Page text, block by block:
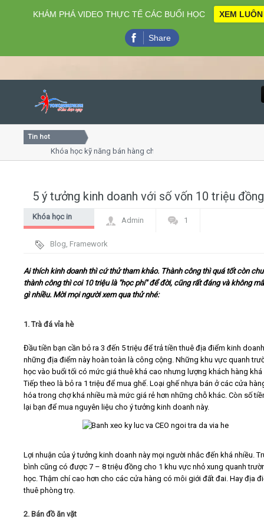
Home
Giới thiệu
Video
Kiến thức
Liên hệ - Đăng ký
Tin hot
Khóa học kỹ năng bán hàng chuyên nghiệp X10 doanh số
5 ý tưởng kinh doanh với số vốn 10 triệu đồng
Khóa học in
hình ảnh
Admin 1
Blog, Framework
Ai thích kinh doanh thì cứ thử tham khảo. Thành công thì quá tốt còn
thành công thì coi 10 triệu là "học phí" để đời, cũng rất đáng và không
gì nhiều. Mời mọi người xem qua thử nhé:
1. Trà đá vỉa hè
Đầu tiền bạn cần bỏ ra 3 đến 5 triệu để trả tiền thuê địa điểm kinh
những địa điểm này hoàn toàn là công cộng. Những khu vực quanh
học vào buổi tối có mức giá thuê khá cao nhưng lượng khách hàng khá
Tiếp theo là bỏ ra 1 triệu để mua ghế. Loại ghế nhựa bán ở các cửa
hóa trong chợ khá nhiều mà mức giá rẻ hơn những chỗ khác. Còn số
lại bạn để mua nguyên liệu cho ý tưởng kinh doanh này.
Lợi nhuận của ý tưởng kinh doanh này mọi người nhắc đến khá nhiều.
bình cũng có được 7 – 8 triệu đồng cho 1 khu vực nhỏ xung quanh
học. Thậm chí cao hơn cho các cửa hàng có môi giới đất đai. Hay địa
thuê phòng trọ.
2. Bán đồ ăn vặt
KHÁM PHÁ VIDEO THỰC TẾ CÁC BUỔI HỌC XEM LUÔN
Share